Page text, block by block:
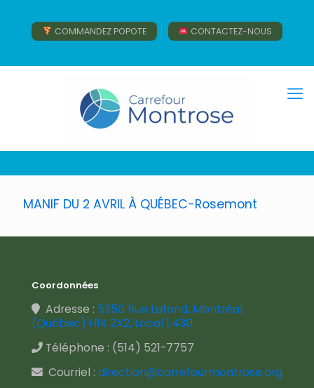
COMMANDEZ POPOTE CONTACTEZ-NOUS
MANIF DU 2 AVRIL À QUÉBEC-Rosemont
Coordonnées
Adresse : 5350 Rue Lafond, Montréal,
(Québec) H1X 2X2, Local 1.430
Téléphone : (514) 521-7757
Courriel : direction@carrefourmontrose.org